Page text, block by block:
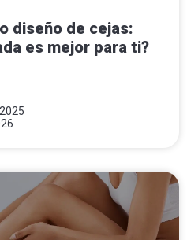
diseño de cejas:
es mejor para ti?